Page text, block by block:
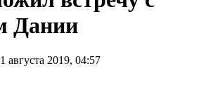
Дании
августа 2019, 04:57